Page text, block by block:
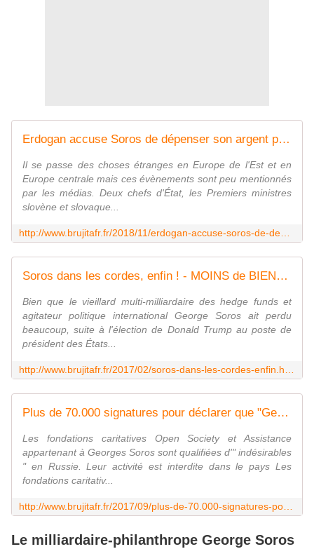
Erdogan accuse Soros de dépenser son argent pour "diviser et déchirer les nations" - MOINS de BIENS PLUS de LIENS
Il se passe des choses étranges en Europe de l'Est et en
Europe centrale mais ces évènements sont peu mentionnés
par les médias. Deux chefs d'État, les Premiers ministres
slovène et slovaque...
Soros dans les cordes, enfin ! - MOINS de BIENS PLUS de LIENS
Bien que le vieillard multi-milliardaire des hedge funds et
agitateur politique international George Soros ait perdu
beaucoup, suite à l'élection de Donald Trump au poste de
président des États...
Plus de 70.000 signatures pour déclarer que "George Soros est un terroriste" - MOINS de BIENS PLUS de LIENS
Les fondations caritatives Open Society et Assistance
appartenant à Georges Soros sont qualifiées d'" indésirables
" en Russie. Leur activité est interdite dans le pays Les
fondations caritativ...
Le milliardaire-philanthrope George Soros